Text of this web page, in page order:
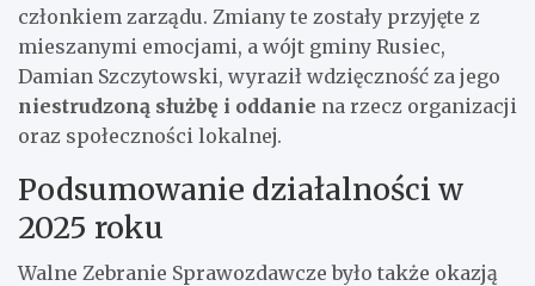
członkiem zarządu. Zmiany te zostały przyjęte z
mieszanymi emocjami, a wójt gminy Rusiec,
Damian Szczytowski, wyraził wdzięczność za jego
niestrudzoną służbę i oddanie na rzecz organizacji
oraz społeczności lokalnej.
Podsumowanie działalności w
2025 roku
Walne Zebranie Sprawozdawcze było także okazją